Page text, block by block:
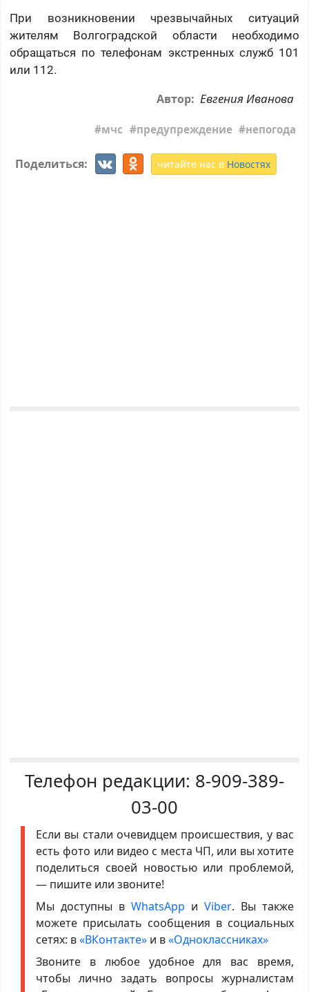
При возникновении чрезвычайных ситуаций
жителям Волгоградской области необходимо
обращаться по телефонам экстренных служб 101
или 112.
Автор: Евгения Иванова
мчс предупреждение непогода
Поделиться: читайте нас в Новостях
Телефон редакции: 8-909-389-
03-00
Если вы стали очевидцем происшествия, у вас
есть фото или видео с места ЧП, или вы хотите
поделиться своей новостью или проблемой,
— пишите или звоните!
Мы доступны в WhatsApp иViber. Вы также
можете присылать сообщения в социальных
сетях: в«ВКонтакте»и в«Одноклассниках»
Звоните в любое удобное для вас время,
чтобы лично задать вопросы журналистам